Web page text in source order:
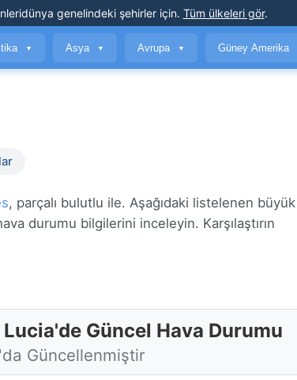
dünya genelindeki şehirler için. Tüm ülkeleri gör.
▼ Asya ▼ Avrupa ▼ Güney Amerika
, parçalı bulutlu ile. Aşağıdaki listelenen büyük
durumu bilgilerini inceleyin. Karşılaştırın
Güncel Hava Durumu
Güncellenmiştir